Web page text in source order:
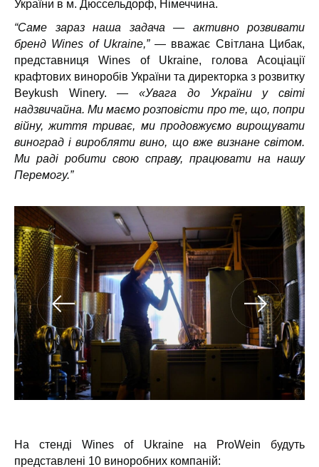
України в м. Дюссельдорф, Німеччина.
“Саме зараз наша задача — активно розвивати
бренд Wines of Ukraine,”— вважає Світлана Цибак,
представниця Wines of Ukraine, голова Асоціації
крафтових виноробів України та директорка з розвитку
Beykush Winery. —«Увага до України у світі
надзвичайна. Ми маємо розповісти про те, що, попри
війну, життя триває, ми продовжуємо вирощувати
виноград і виробляти вино, що вже визнане світом.
Ми раді робити свою справу, працювати на нашу
Перемогу.”
На стенді Wines of Ukraine на ProWein будуть
представлені 10 виноробних компаній: